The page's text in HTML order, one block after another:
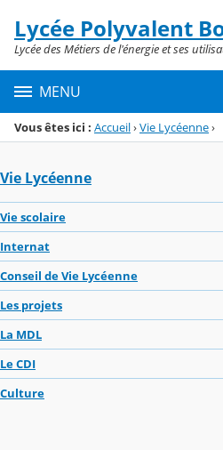
Menu de la rubrique
Contenu
Lycée Polyvalent
Lycée des Métiers de l'énergie et ses
MENU
Vous êtes ici : Accueil›Vie Lycéenne›
Vie Lycéenne
Vie scolaire
Internat
Conseil de Vie Lycéenne
Les projets
La MDL
Le CDI
Culture